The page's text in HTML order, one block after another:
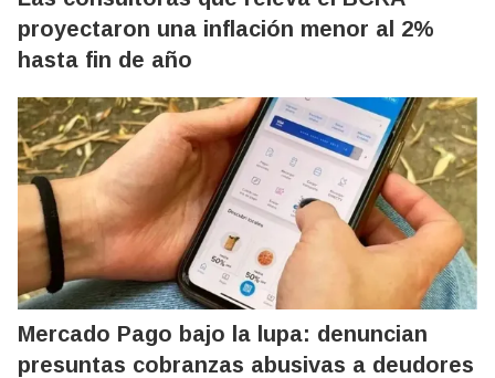
proyectaron una inflación menor al 2%
hasta fin de año
Mercado Pago bajo la lupa: denuncian
presuntas cobranzas abusivas a deudores